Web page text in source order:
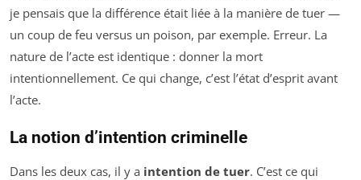
je pensais que la différence était liée à la manière de tuer —
un coup de feu versus un poison, par exemple. Erreur. La
nature de l’acte est identique : donner la mort
intentionnellement. Ce qui change, c’est l’état d’esprit avant
l’acte.
La notion d’intention criminelle
Dans les deux cas, il y a intention de tuer. C’est ce qui